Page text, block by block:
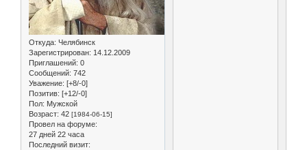
Откуда: Челябинск
Зарегистрирован: 14.12.2009
Приглашений: 0
Сообщений: 742
Уважение: [+8/-0]
Позитив: [+12/-0]
Пол: Мужской
Возраст: 42 [1984-06-15]
Провел на форуме:
27 дней 22 часа
Последний визит: